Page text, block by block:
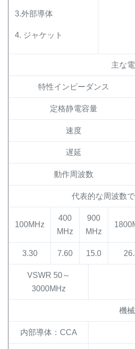
3.外部導体
4. ジャケット
主な
特性インピーダンス
定格静電容量
速度
遅延
動作周波数
代表的な周波数
100MHz
400
MHz
900
MHz
3.30 7.60 15.0
VSWR 50～
3000MHz
機
内部導体：CCA